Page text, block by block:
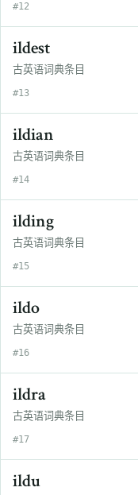
#12
ildest
古英语词典条目
#13
ildian
古英语词典条目
#14
ilding
古英语词典条目
#15
ildo
古英语词典条目
#16
ildra
古英语词典条目
#17
ildu